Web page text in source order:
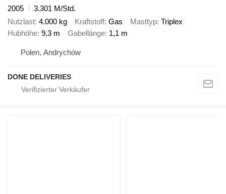
2005
3.301 M/Std.
Nutzlast 4.000 kg Kraftstoff Gas Masttyp Triplex
Hubhöhe 9,3 m Gabellänge 1,1 m
Polen, Andrychów
DONE DELIVERIES